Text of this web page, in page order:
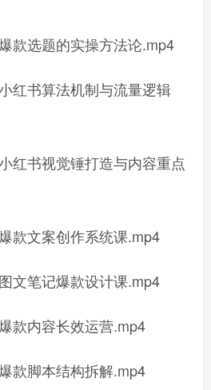
款选题的实操方法论.mp4
红书算法机制与流量逻辑
红书视觉锤打造与内容重点
款文案创作系统课.mp4
文笔记爆款设计课.mp4
款内容长效运营.mp4
款脚本结构拆解.mp4